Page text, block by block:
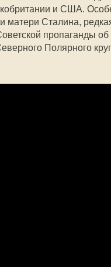
и США.
матери Сталина,
пропаганды
Полярного